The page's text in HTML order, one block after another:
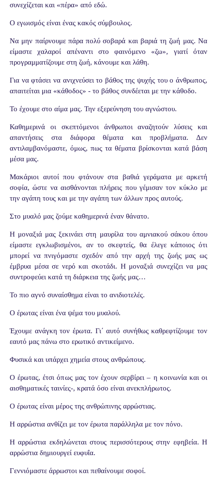
συνεχίζεται και «πέρα» από εδώ.
Ο εγωισμός είναι ένας κακός σύμβουλος.
Να μην παίρνουμε πάρα πολύ σοβαρά και βαριά τη ζωή μας. Να
είμαστε χαλαροί απέναντι στο φαινόμενο «ζω», γιατί όταν
προγραμματίζουμε στη ζωή, κάνουμε και λάθη.
Για να φτάσει να ανιχνεύσει το βάθος της ψυχής του ο άνθρωπος,
απαιτείται μια «κάθοδος» - το βάθος συνδέεται με την κάθοδο.
Το έχουμε στο αίμα μας. Την εξερεύνηση του αγνώστου.
Καθημερινά οι σκεπτόμενοι άνθρωποι αναζητούν λύσεις και
απαντήσεις στα διάφορα θέματα και προβλήματα. Δεν
αντιλαμβανόμαστε, όμως, πως τα θέματα βρίσκονται κατά βάση
μέσα μας.
Μακάριοι αυτοί που φτάνουν στα βαθιά γεράματα με αρκετή
σοφία, ώστε να αισθάνονται πλήρεις που γέμισαν τον κύκλο με
την αγάπη τους και με την αγάπη των άλλων προς αυτούς.
Στο μυαλό μας ζούμε καθημερινά έναν θάνατο.
Η μοναξιά μας ξεκινάει στη μαυρίλα του αμνιακού σάκου όπου
είμαστε εγκλωβισμένοι, αν το σκεφτείς, θα έλεγε κάποιος ότι
μπορεί να πνιγόμαστε σχεδόν από την αρχή της ζωής μας ως
έμβρυα μέσα σε νερό και σκοτάδι. Η μοναξιά συνεχίζει να μας
συντροφεύει κατά τη διάρκεια της ζωής μας…
Το πιο αγνό συναίσθημα είναι το ανιδιοτελές.
Ο έρωτας είναι ένα ψέμα του μυαλού.
Έχουμε ανάγκη τον έρωτα. Γι΄ αυτό συνήθως καθρεφτίζουμε τον
εαυτό μας πάνω στο ερωτικό αντικείμενο.
Φυσικά και υπάρχει χημεία στους ανθρώπους.
Ο έρωτας, έτσι όπως μας τον έχουν σερβίρει – η κοινωνία και οι
αισθηματικές ταινίες-, κρατά όσο είναι ανεκπλήρωτος.
Ο έρωτας είναι μέρος της ανθρώπινης αρρώστιας.
Η αρρώστια ανθίζει με τον έρωτα παράλληλα με τον πόνο.
Η αρρώστια εκδηλώνεται στους περισσότερους στην εφηβεία. Η
αρρώστια δημιουργεί ευφυΐα.
Γεννιόμαστε άρρωστοι και πεθαίνουμε σοφοί.